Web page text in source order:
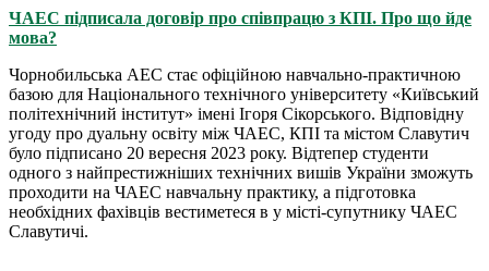
ЧАЕС підписала договір про співпрацю з КПІ. Про що йде
мова?
Чорнобильська АЕС стає офіційною навчально-практичною
базою для Національного технічного університету «Київський
політехнічний інститут» імені Ігоря Сікорського. Відповідну
угоду про дуальну освіту між ЧАЕС, КПІ та містом Славутич
було підписано 20 вересня 2023 року. Відтепер студенти
одного з найпрестижніших технічних вишів України зможуть
проходити на ЧАЕС навчальну практику, а підготовка
необхідних фахівців вестиметеся в у місті-супутнику ЧАЕС
Славутичі.